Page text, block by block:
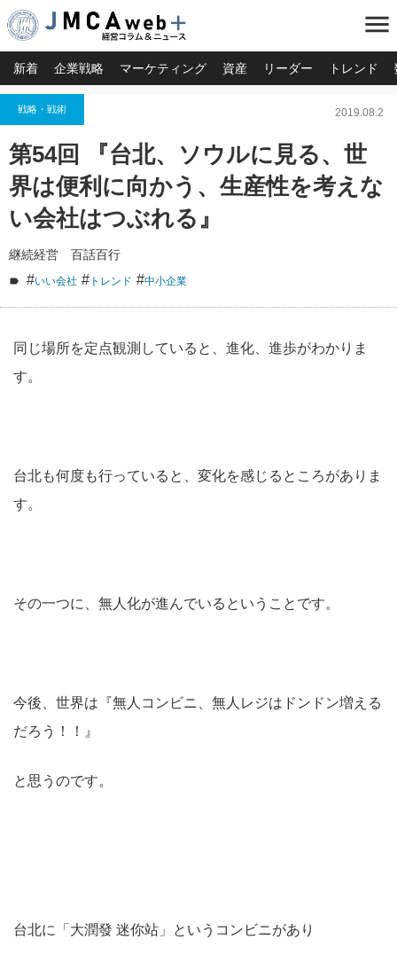
menu
新着 企業戦略 マーケティング 資産 リーダー トレンド
戦略・戦術 2019.08.2
第54回 『台北、ソウルに見る、世
界は便利に向かう、生産性を考えな
い会社はつぶれる』
継続経営 百話百行
#いい会社 # トレンド #中小企業
同じ場所を定点観測していると、進化、進歩がわかりま
す。
台北も何度も行っていると、変化を感じるところがありま
す。
その一つに、無人化が進んでいるということです。
今後、世界は『無人コンビニ、無人レジはドンドン増える
だろう！！』
と思うのです。
台北に「大潤發 迷你站」というコンビニがあり